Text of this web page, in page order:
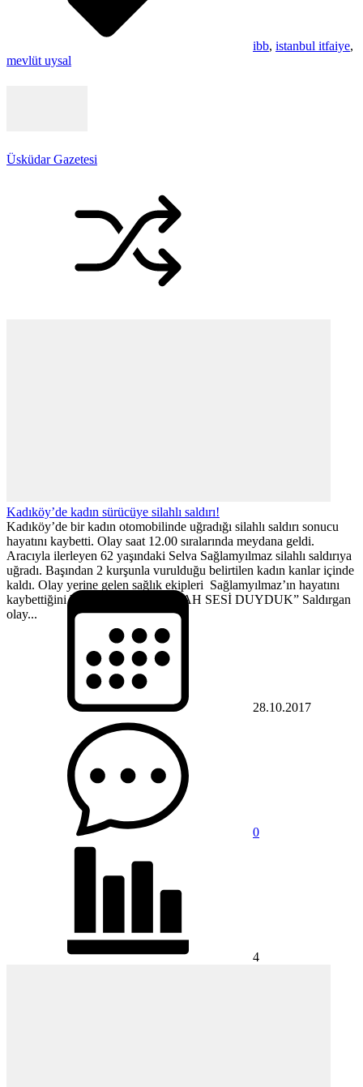
ibb, istanbul itfaiye,
mevlüt uysal
Üsküdar Gazetesi
Kadıköy’de kadın sürücüye silahlı saldırı!
Kadıköy’de bir kadın otomobilinde uğradığı silahlı saldırı sonucu
hayatını kaybetti. Olay saat 12.00 sıralarında meydana geldi.
Aracıyla ilerleyen 62 yaşındaki Selva Sağlamyılmaz silahlı saldırıya
uğradı. Başından 2 kurşunla vurulduğu belirtilen kadın kanlar içinde
kaldı. Olay yerine gelen sağlık ekipleri Sağlamyılmaz’ın hayatını
kaybettiğini belirledi. “İKİ EL SİLAH SESİ DUYDUK” Saldırgan
olay...
28.10.2017
0
4